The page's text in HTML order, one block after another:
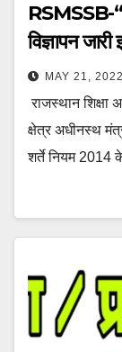
RSMSSB-
विज्ञापन
MAY 21, 2022
राजस्थान
क्षेत्र अधीनस्थ
शर्ते नियम 2014